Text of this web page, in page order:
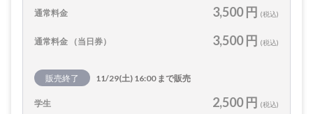
通常料金 3,500 円 (税込)
通常料金 （当日券） 3,500 円 (税込)
販売終了 11/29(土) 16:00 まで販売
学生 2,500 円 (税込)